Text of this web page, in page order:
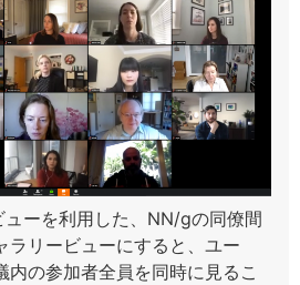
ーを利用した、NN/gの同僚間
ラリービューにすると、ユー
内の参加者全員を同時に見るこ